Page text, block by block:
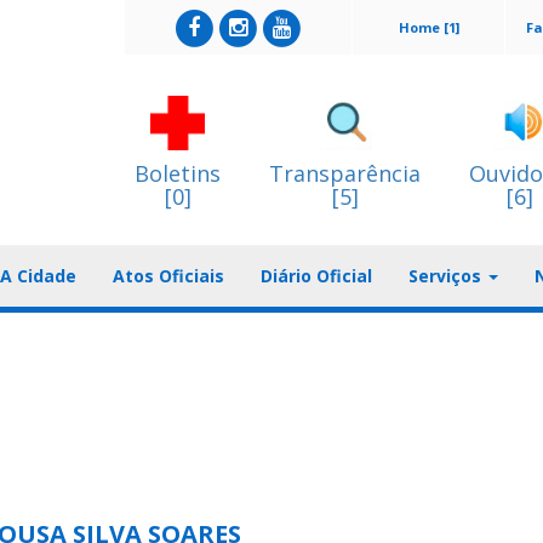
Home [1]
Boletins
[0]
Transparência
[5] [6]
A Cidade Atos Oficiais Diário Oficial Serviços
SILVA SOARES